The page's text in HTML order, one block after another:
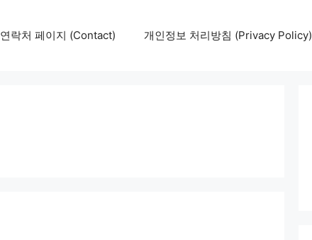
연락처 페이지 (Contact) 개인정보 처리방침 (Privacy Policy)